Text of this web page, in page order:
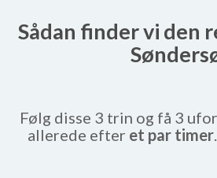
Sådan finder vi den
Følg disse 3 trin og få 3
allerede efter et par timer